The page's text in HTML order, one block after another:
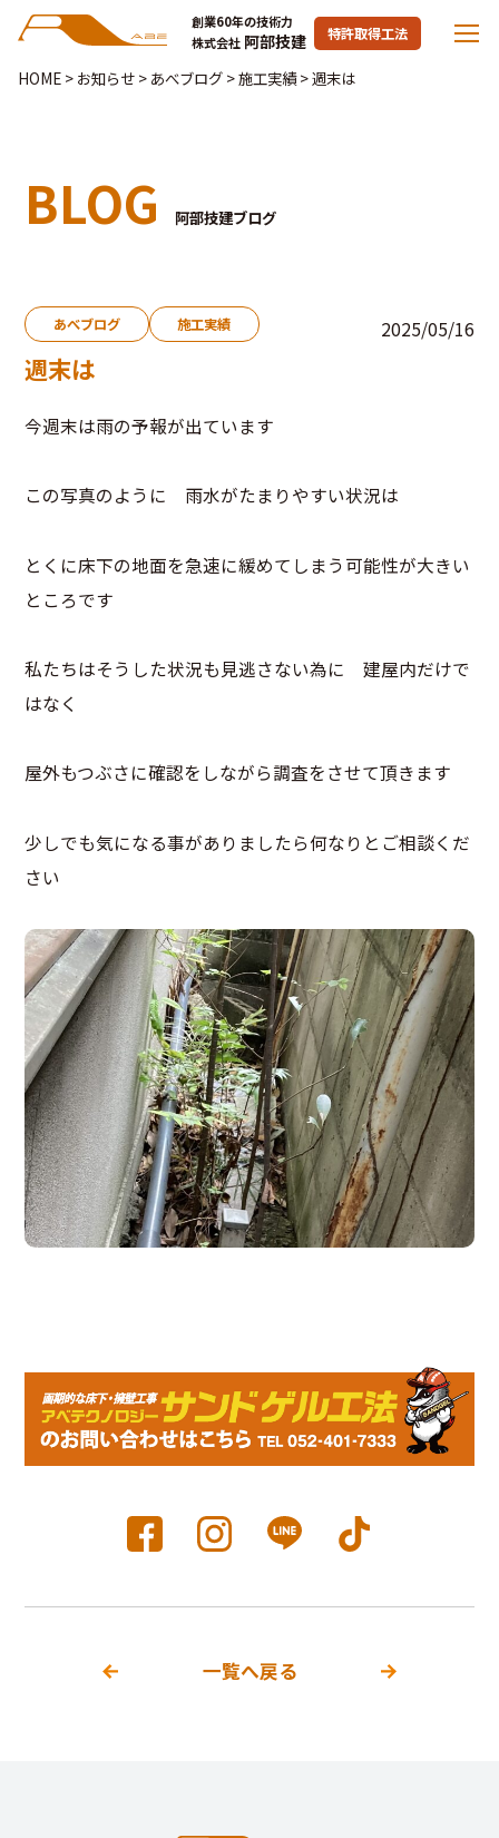
創業60年の技術力
株式会社 阿部技建 特許取得工法
HOME> お知らせ> あべブログ>施工実績>週末は
BLOG 阿部技建ブログ
あべブログ 施工実績 2025/05/16
週末は
今週末は雨の予報が出ています
この写真のように 雨水がたまりやすい状況は
とくに床下の地面を急速に緩めてしまう可能性が大きい
ところです
私たちはそうした状況も見逃さない為に 建屋内だけで
はなく
屋外もつぶさに確認をしながら調査をさせて頂きます
少しでも気になる事がありましたら何なりとご相談くだ
さい
一覧へ戻る